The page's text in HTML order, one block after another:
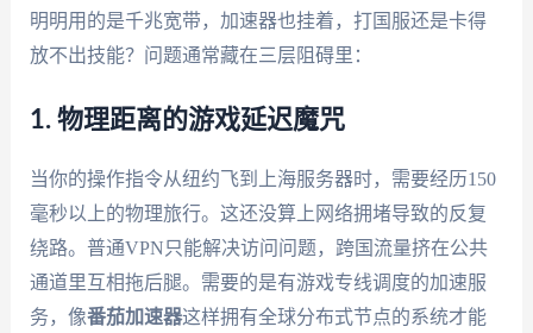
明明用的是千兆宽带，加速器也挂着，打国服还是卡得
放不出技能？问题通常藏在三层阻碍里：
1. 物理距离的游戏延迟魔咒
当你的操作指令从纽约飞到上海服务器时，需要经历150
毫秒以上的物理旅行。这还没算上网络拥堵导致的反复
绕路。普通VPN只能解决访问问题，跨国流量挤在公共
通道里互相拖后腿。需要的是有游戏专线调度的加速服
务，像番茄加速器这样拥有全球分布式节点的系统才能